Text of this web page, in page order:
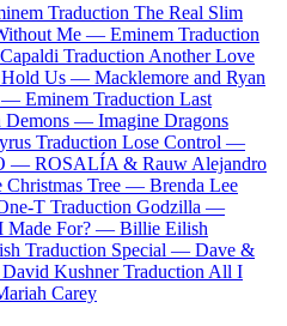
Traduction The Real Slim
Me — Eminem Traduction
Traduction Another Love
Hold Us — Macklemore and Ryan
— Eminem Traduction Last
Demons — Imagine Dragons
Traduction Lose Control —
— ROSALÍA & Rauw Alejandro
Christmas Tree — Brenda Lee
T Traduction Godzilla —
Made For? — Billie Eilish
Traduction Special — Dave &
David Kushner Traduction All I
Carey